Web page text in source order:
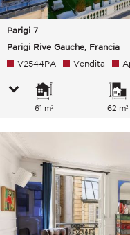
Parigi 7
Parigi Rive Gauche, Francia
V2544PA Vendita
61 m² 62 m²